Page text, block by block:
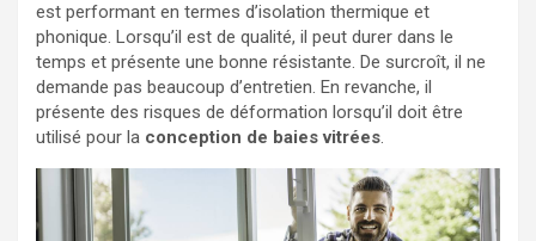
est performant en termes d’isolation thermique et
phonique. Lorsqu’il est de qualité, il peut durer dans le
temps et présente une bonne résistante. De surcroît, il ne
demande pas beaucoup d’entretien. En revanche, il
présente des risques de déformation lorsqu’il doit être
utilisé pour la conception de baies vitrées.